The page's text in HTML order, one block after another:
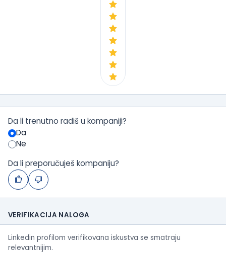
Da li trenutno radiš u kompaniji?
Da
Ne
Da li preporučuješ kompaniju?
VERIFIKACIJA NALOGA
Linkedin profilom verifikovana iskustva se smatraju
relevantnijim.